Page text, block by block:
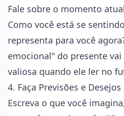
Fale sobre o momento
Como você está se
representa para você
emocional" do presente
valiosa quando ele ler no
4. Faça Previsões e
Escreva o que você